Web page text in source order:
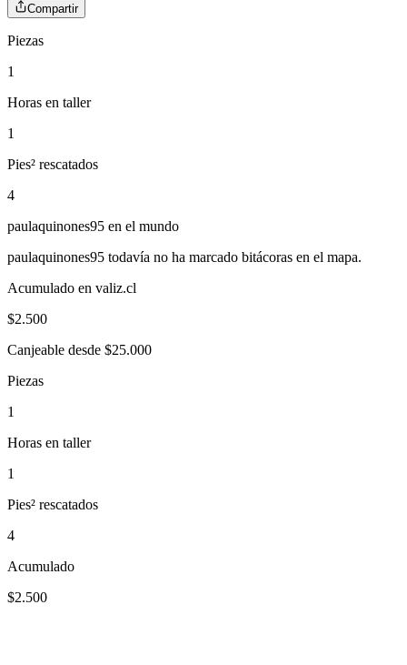
Compartir
Piezas
1
Horas en taller
1
Pies² rescatados
4
paulaquinones95 en el mundo
paulaquinones95 todavía no ha marcado bitácoras en el mapa.
Acumulado en valiz.cl
$2.500
Canjeable desde $25.000
Piezas
1
Horas en taller
1
Pies² rescatados
4
Acumulado
$2.500